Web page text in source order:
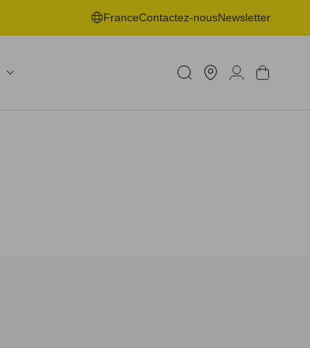
FranceContactez-nousNewsletter
un
shop
ConnexionPanier